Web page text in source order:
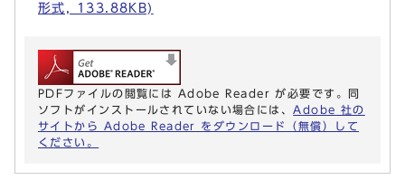
形式, 133.88KB)
PDFファイルの閲覧には Adobe Reader が必要です。同
ソフトがインストールされていない場合には、 Adobe 社の
サイトから Adobe Reader をダウンロード（無償）して
ください。